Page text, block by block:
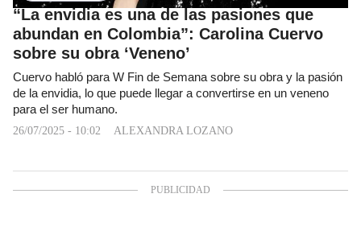
“La envidia es una de las pasiones que
abundan en Colombia”: Carolina Cuervo
sobre su obra ‘Veneno’
Cuervo habló para W Fin de Semana sobre su obra y la pasión
de la envidia, lo que puede llegar a convertirse en un veneno
para el ser humano.
26/07/2025 - 10:02 ALEXANDRA LOZANO